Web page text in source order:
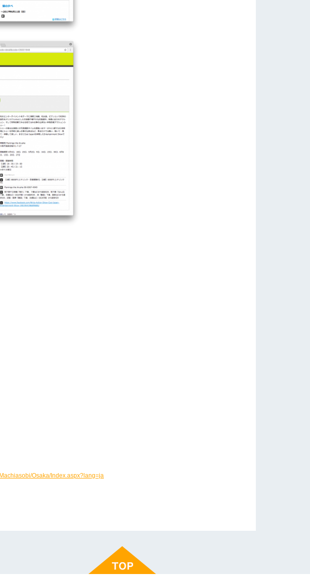
Osaka/Index.aspx?lang=ja